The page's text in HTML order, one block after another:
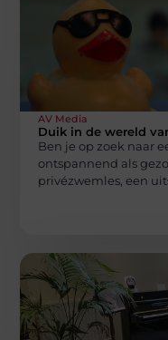
AV Media
Duik in de wereld
Ben je op zoek naar
ontspannend als
privézwemles, een